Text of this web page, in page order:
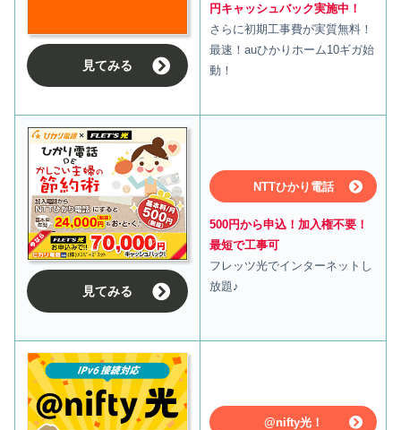
見てみる
円キャッシュバック実施中！
さらに初期工事費が実質無料！
最速！auひかりホーム10ギガ始
動！
見てみる
NTTひかり電話
500円から申込！加入権不要！
最短で工事可
フレッツ光でインターネットし
放題♪
@nifty光！